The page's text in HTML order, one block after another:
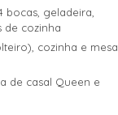
geladeira,
de cozinha
cozinha e mesa
de casal Queen e